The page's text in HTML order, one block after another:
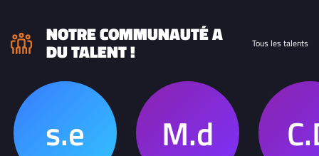
NOTRE COMMUNAUTÉ A
DU TALENT ! Tous les talents